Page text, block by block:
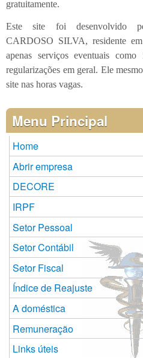
gratuitamente.
Este site foi desenvolvido
CARDOSO SILVA, residente
apenas serviços eventuais
regularizações em geral. Ele
site nas horas vagas.
Menu Principal
Home
Abrir empresa
DECORE
IRPF
Setor Pessoal
Setor Contábil
Setor Fiscal
Índice de Reajuste
A doméstica
Remuneração
Links úteis